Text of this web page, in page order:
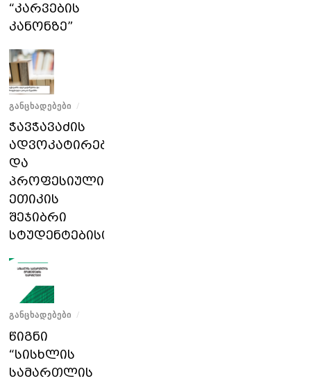
“კარვების
კანონზე”
ᲒᲐᲜᲪᲮᲐᲓᲔᲑᲔᲑᲘ /
ჭავჭავაძის
ადვოკატირებისა
და
პროფესიული
ეთიკის
შეჯიბრი
სტუდენტებისთვის
ᲒᲐᲜᲪᲮᲐᲓᲔᲑᲔᲑᲘ /
წიგნი
“სისხლის
სამართლის